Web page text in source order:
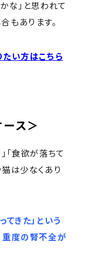
な」と思われて
もあります。
たい方はこちら
ス＞
「食欲が落ちて
は少なくあり
てきた」という
重度の腎不全が